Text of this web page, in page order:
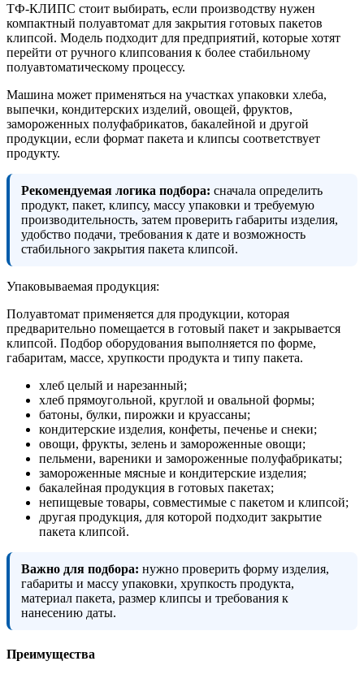
ТФ-КЛИПС стоит выбирать, если производству нужен
компактный полуавтомат для закрытия готовых пакетов
клипсой. Модель подходит для предприятий, которые хотят
перейти от ручного клипсования к более стабильному
полуавтоматическому процессу.
Машина может применяться на участках упаковки хлеба,
выпечки, кондитерских изделий, овощей, фруктов,
замороженных полуфабрикатов, бакалейной и другой
продукции, если формат пакета и клипсы соответствует
продукту.
Рекомендуемая логика подбора: сначала определить
продукт, пакет, клипсу, массу упаковки и требуемую
производительность, затем проверить габариты изделия,
удобство подачи, требования к дате и возможность
стабильного закрытия пакета клипсой.
Упаковываемая продукция:
Полуавтомат применяется для продукции, которая
предварительно помещается в готовый пакет и закрывается
клипсой. Подбор оборудования выполняется по форме,
габаритам, массе, хрупкости продукта и типу пакета.
хлеб целый и нарезанный;
хлеб прямоугольной, круглой и овальной формы;
батоны, булки, пирожки и круассаны;
кондитерские изделия, конфеты, печенье и снеки;
овощи, фрукты, зелень и замороженные овощи;
пельмени, вареники и замороженные полуфабрикаты;
замороженные мясные и кондитерские изделия;
бакалейная продукция в готовых пакетах;
непищевые товары, совместимые с пакетом и клипсой;
другая продукция, для которой подходит закрытие
пакета клипсой.
Важно для подбора: нужно проверить форму изделия,
габариты и массу упаковки, хрупкость продукта,
материал пакета, размер клипсы и требования к
нанесению даты.
Преимущества